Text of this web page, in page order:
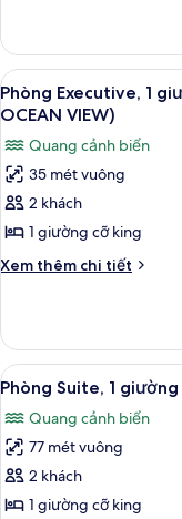
king
(PORT
VIEW)
Phòng
Executive,
1
giường
king
(PORT
VIEW)
Xem
tất
ảnh
Phòng
Executive,
1
giường
(KING
EXECUTIVE
ROOM
OCEAN
VIEW)
9
Phòng Executive, 1
OCEAN VIEW)
Quang cảnh biển
35 mét vuông
2 khách
1 giường cỡ king
Xem thêm chi tiết
Chi
Phòng
Executive,
1
giường
cỡ
king
EXECUTIVE
ROOM
Xem
tất
cả
ảnh
Phòng
Suite,
10
Phòng Suite, 1
Quang cảnh biển
77 mét vuông
2 khách
1 giường cỡ king